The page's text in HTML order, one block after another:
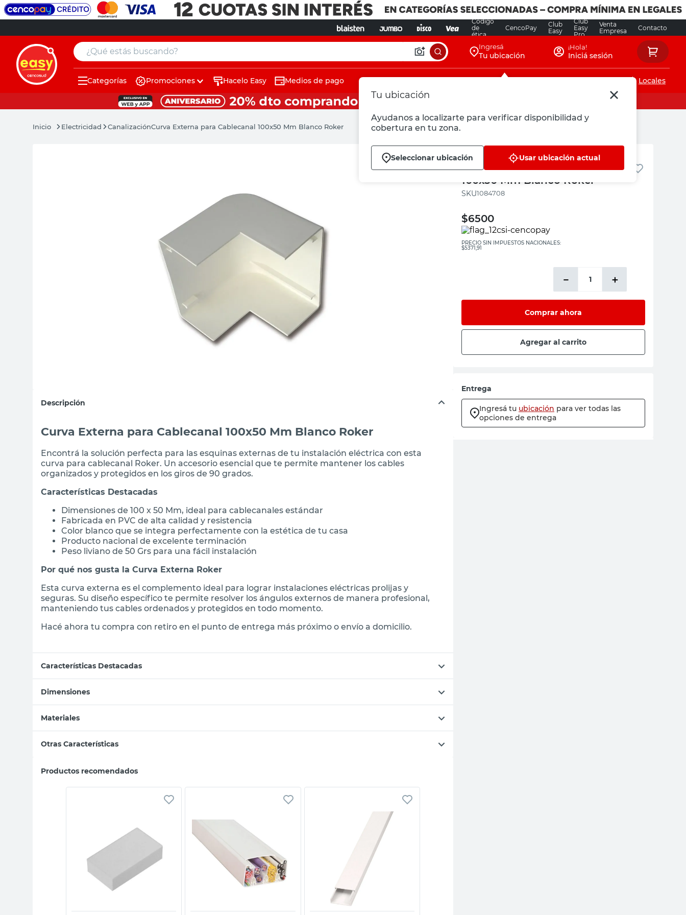
Código
de
ética
CencoPay
Club
Easy
Club
Easy
Pro
Venta
Empresa
Contacto
¿Qué estás buscando? Ingresá
Tu ubicación
Tu ubicación
Ayudanos a localizarte para verificar disponibilidad y
cobertura en tu zona.
Seleccionar ubicación Usar ubicación actual
¡Hola!
Iniciá sesión
Categorías Promociones Hacelo Easy Medios de pago Locales
Electricidad CanalizaciónCurva Externa para Cablecanal 100x50 Mm Blanco Roker
Descripción
Curva Externa para Cablecanal 100x50 Mm Blanco Roker
Encontrá la solución perfecta para las esquinas externas de tu instalación eléctrica con esta
curva para cablecanal Roker. Un accesorio esencial que te permite mantener los cables
organizados y protegidos en los giros de 90 grados.
Características Destacadas
Dimensiones de 100 x 50 Mm, ideal para cablecanales estándar
Fabricada en PVC de alta calidad y resistencia
Color blanco que se integra perfectamente con la estética de tu casa
Producto nacional de excelente terminación
Peso liviano de 50 Grs para una fácil instalación
Por qué nos gusta la Curva Externa Roker
Esta curva externa es el complemento ideal para lograr instalaciones eléctricas prolijas y
seguras. Su diseño específico te permite resolver los ángulos externos de manera profesional,
manteniendo tus cables ordenados y protegidos en todo momento.
Hacé ahora tu compra con retiro en el punto de entrega más próximo o envío a domicilio.
Características Destacadas
Dimensiones
Materiales
Otras Características
Productos recomendados
Vista rápida Vista rápida Vista rápida
Roker
Curva Externa para Cablecanal
100x50 Mm Blanco Roker
:1084708
$6500
PRECIO SIN IMPUESTOS NACIONALES:
$5371,91
＋
－
Comprar ahora
Agregar al carrito
Entrega
Ingresá tu ubicación para ver todas las
opciones de entrega
muebles